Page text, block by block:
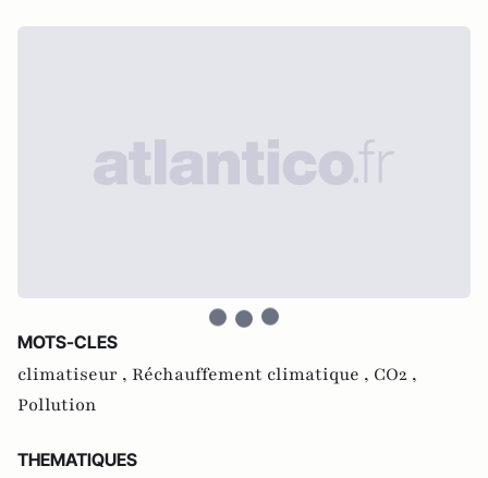
MOTS-CLES
climatiseur , Réchauffement climatique , CO2 ,
Pollution
THEMATIQUES